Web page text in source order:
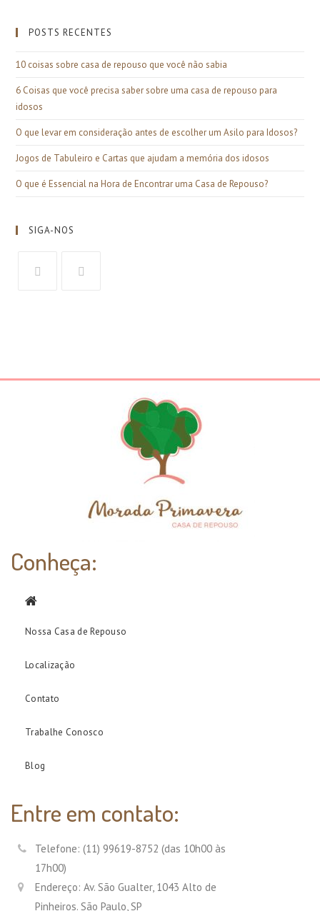
POSTS RECENTES
10 coisas sobre casa de repouso que você não sabia
6 Coisas que você precisa saber sobre uma casa de repouso para
idosos
O que levar em consideração antes de escolher um Asilo para Idosos?
Jogos de Tabuleiro e Cartas que ajudam a memória dos idosos
O que é Essencial na Hora de Encontrar uma Casa de Repouso?
SIGA-NOS
Conheça:
Nossa Casa de Repouso
Localização
Contato
Trabalhe Conosco
Blog
Entre em contato:
Telefone: (11) 99619-8752 (das 10h00 às
17h00)
Endereço: Av. São Gualter, 1043 Alto de
Pinheiros. São Paulo, SP